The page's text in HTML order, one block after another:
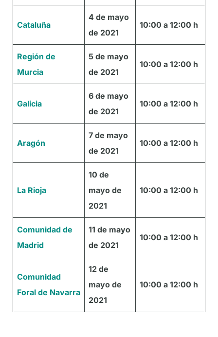
Cataluña
4 de mayo
de 2021
10:00 a 12:00 h
Región de
Murcia
5 de mayo
de 2021
10:00 a 12:00 h
Galicia
6 de mayo
de 2021
10:00 a 12:00 h
Aragón
7 de mayo
de 2021
10:00 a 12:00 h
La Rioja
10 de
mayo de
2021
10:00 a 12:00 h
Comunidad de
Madrid
11 de mayo
de 2021
10:00 a 12:00 h
Comunidad
Foral de Navarra
12 de
mayo de
2021
10:00 a 12:00 h